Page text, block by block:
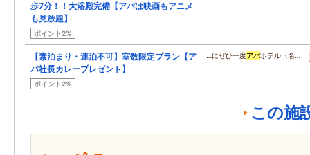
歩7分！！大浴殿完備【アパは映画もアニメ
も見放題】
ポイント2%
【素泊まり・連泊不可】室数限定プラン【ア
パ社長カレープレゼント】
ポイント2%
…にぜひ一度アパホテル〈名…
この施